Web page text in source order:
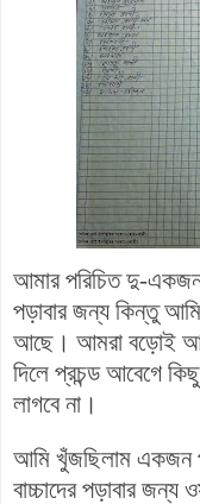
আমার পরিচিত দু-
পড়াবার জন্য কিন্তু
আছে। আমরা বড়োই
দিলে প্রচন্ড আবেগে
লাগবে না।
আমি খুঁজছিলাম একজন
বাচ্চাদের পড়াবার জন্য